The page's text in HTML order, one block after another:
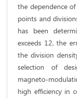
the dependence
points and
has been
exceeds 12, the
the division
selection of
magneto-
high efficiency in